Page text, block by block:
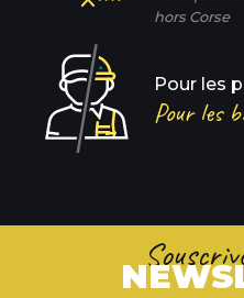
hors Corse
Pour les
Pour les